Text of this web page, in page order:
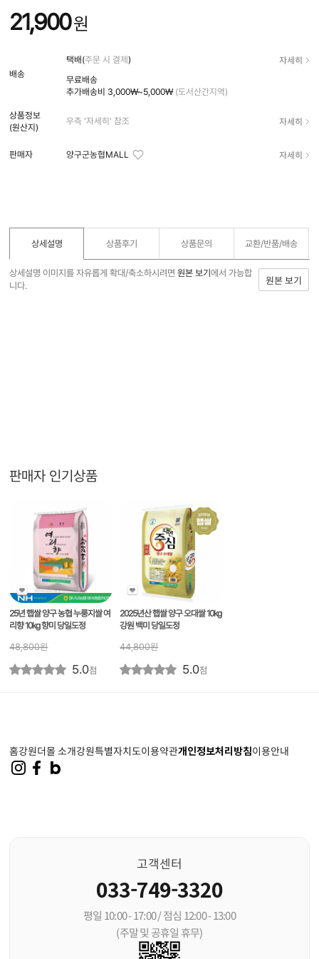
21,900원
배송
택배(주문 시 결제) 자세히
무료배송
추가배송비 3,000₩~5,000₩ (도서산간지역)
상품정보
(원산지)
우측 '자세히' 참조 자세히
판매자 양구군농협MALL 자세히
상세설명 상품후기 상품문의 교환/반품/배송
상세설명 이미지를 자유롭게 확대/축소하시려면원본 보기에서 가능합
니다.
원본 보기
판매자 인기상품
25년 햅쌀 양구 농협 누룽지쌀 여
리향 10kg 향미 당일도정
48,800원
5.0점
2025년산 햅쌀 양구 오대쌀 10kg
강원 백미 당일도정
44,800원
5.0점
홈강원더몰 소개강원특별자치도이용약관개인정보처리방침이용안내
고객센터
033-749-3320
평일 10:00 - 17:00 / 점심 12:00 - 13:00
(주말 및 공휴일 휴무)